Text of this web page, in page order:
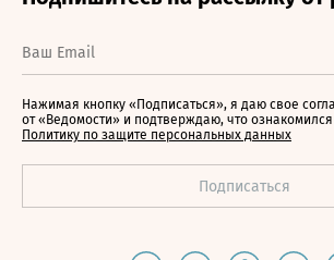
Нажимая кнопку «Подписаться», я даю свое
от «Ведомости» и подтверждаю, что
Политику по защите персональных данных